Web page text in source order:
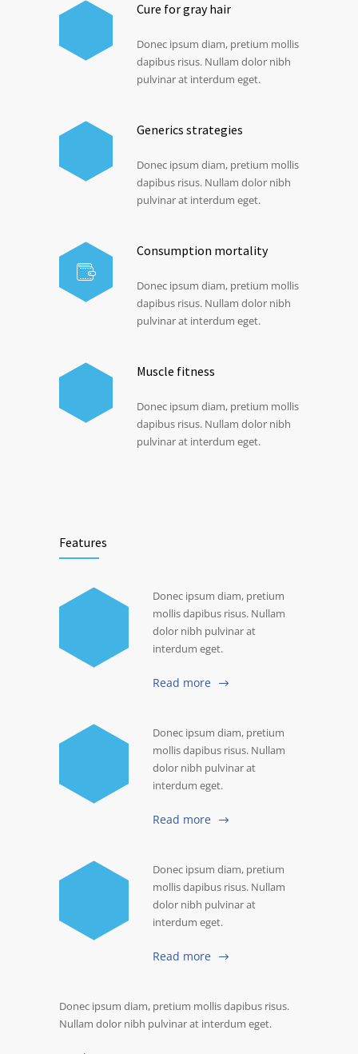
Cure for gray hair
Donec ipsum diam, pretium mollis
dapibus risus. Nullam dolor nibh
pulvinar at interdum eget.
Generics strategies
Donec ipsum diam, pretium mollis
dapibus risus. Nullam dolor nibh
pulvinar at interdum eget.
Consumption mortality
Donec ipsum diam, pretium mollis
dapibus risus. Nullam dolor nibh
pulvinar at interdum eget.
Muscle fitness
Donec ipsum diam, pretium mollis
dapibus risus. Nullam dolor nibh
pulvinar at interdum eget.
Features
Donec ipsum diam, pretium
mollis dapibus risus. Nullam
dolor nibh pulvinar at
interdum eget.
Read more
Donec ipsum diam, pretium
mollis dapibus risus. Nullam
dolor nibh pulvinar at
interdum eget.
Read more
Donec ipsum diam, pretium
mollis dapibus risus. Nullam
dolor nibh pulvinar at
interdum eget.
Read more
Donec ipsum diam, pretium mollis dapibus risus.
Nullam dolor nibh pulvinar at interdum eget.